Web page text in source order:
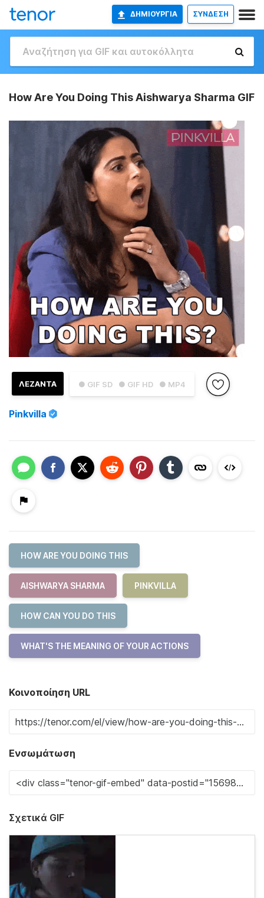
ΔΗΜΙΟΥΡΓΊΑ ΣΥΝΔΕΣΗ
How Are You Doing This Aishwarya Sharma GIF
● GIF SD ● GIF HD ● MP4
ΛΕΖΑΝΤΑ
Pinkvilla
HOW ARE YOU DOING THIS
AISHWARYA SHARMA PINKVILLA
HOW CAN YOU DO THIS
WHAT'S THE MEANING OF YOUR ACTIONS
Κοινοποίηση URL
Ενσωμάτωση
Σχετικά GIF